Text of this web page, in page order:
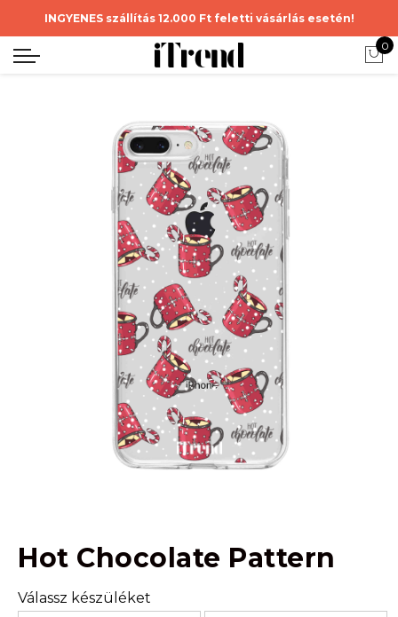
INGYENES szállítás 12.000 Ft feletti vásárlás esetén!
0
Hot Chocolate Pattern
Válassz készüléket